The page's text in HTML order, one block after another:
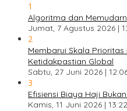
1
Algoritma dan
Jumat, 7 Agustus 2026 |
2
Membarui Skala
Ketidakpastian Global
Sabtu, 27 Juni 2026 |
3
Efisiensi Biaya Haji
Kamis, 11 Juni 2026 |